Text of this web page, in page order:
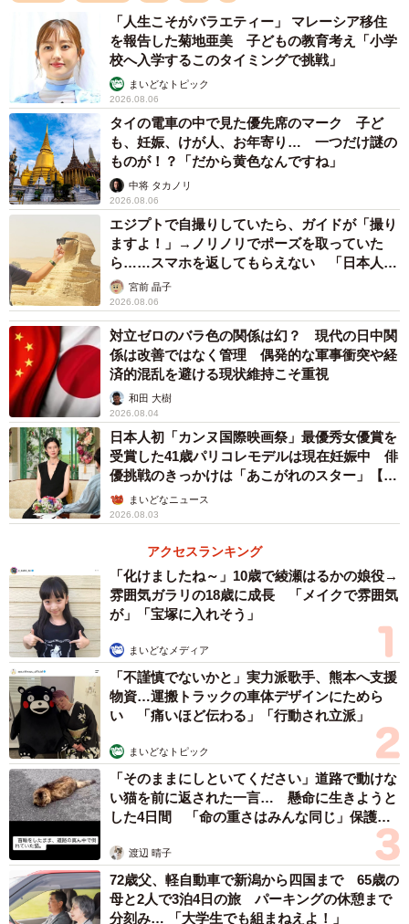
ンビニ、レンタルバッテリー、フィットネスジムでは確認
済みです。まだ全国に普及しているわけではないようで
す。
ーー外国人でも登録できるのでしょうか。
吉川：可能です。私自身も利用しています。
ーー手のひら決済のメリット、デメリットについて。
吉川：非常に手軽で便利ですが、中国ではこういったサー
ビスにおいても、政治的な理由で特定の利用者をブラック
リストに入れてしまうことを普通にしてしまいます。また
負傷などして手のひらの形が変わってしまった場合、ちゃ
んと読み取ることができるのか未知数です。
◇ ◇
同様の手のひら決済サービスはアメリカでも 「Amazon
One」
などの形でスタートしている。日本で普及する日も
そう遠くないのかもしれない。
なお、今回の話題を提供してくれた吉川さんは日頃、中国
テックに関するニュースやトレンド、マーケティング情報
をオンライングループ 「中国ビジネストレンドコミュニテ
ィ」 でシェアしている。ご興味ある方はぜひチェックして
いただきたい。
吉川真人さん関連情報
Xアカウント：
https://x.com/mako_63
中国ビジネストレンドコミュニティ：
https://park.jp/service_menu/1290
「人生こそがバラエティー」 マレーシア移住
を報告した菊地亜美 子どもの教育考え「小学
校へ入学するこのタイミングで挑戦」
まいどなトピック
2026.08.06
タイの電車の中で見た優先席のマーク 子ど
も、妊娠、けが人、お年寄り… 一つだけ謎の
ものが！？「だから黄色なんですね」
中将 タカノリ
2026.08.06
エジプトで自撮りしていたら、ガイドが「撮り
ますよ！」→ノリノリでポーズを取っていた
ら……スマホを返してもらえない 「日本人は
カモ代表かも」「私は6時間で3万円払った」
宮前 晶子
2026.08.06
対立ゼロのバラ色の関係は幻？ 現代の日中関
係は改善ではなく管理 偶発的な軍事衝突や経
済的混乱を避ける現状維持こそ重視
和田 大樹
2026.08.04
日本人初「カンヌ国際映画祭」最優秀女優賞を
受賞した41歳パリコレモデルは現在妊娠中 俳
優挑戦のきっかけは「あこがれのスター」【徹
子の部屋】
まいどなニュース
2026.08.03
アクセスランキング
「化けましたね～」10歳で綾瀬はるかの娘役→
雰囲気ガラリの18歳に成長 「メイクで雰囲気
が」「宝塚に入れそう」
まいどなメディア
「不謹慎でないかと」実力派歌手、熊本へ支援
物資…運搬トラックの車体デザインにためら
い 「痛いほど伝わる」「行動され立派」
まいどなトピック
「そのままにしといてください」道路で動けな
い猫を前に返された一言… 懸命に生きようと
した4日間 「命の重さはみんな同じ」保護団
渡辺 晴子
72歳父、軽自動車で新潟から四国まで 65歳の
母と2人で3泊4日の旅 パーキングの休憩まで
分刻み… 「大学生でも組まねえよ！」